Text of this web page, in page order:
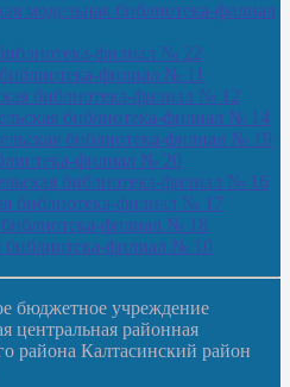
модельная библиотека-филиал
филиал № 22
филиал № 11
библиотека-филиал № 12
библиотека-филиал № 14
библиотека-филиал № 19
филиал № 20
библиотека-филиал № 16
библиотека-филиал № 17
библиотека-филиал № 18
библиотека-филиал № 10
бюджетное учреждение
центральная районная
района Калтасинский район